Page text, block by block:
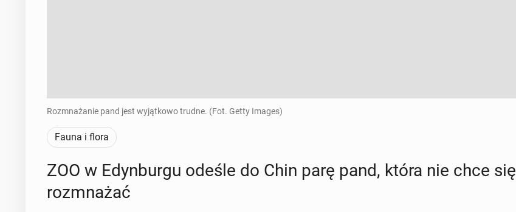
Rozmnażanie pand jest wyjątkowo trudne. (Fot. Getty Images)
Fauna i flora
ZOO w Edyn­bur­gu odeśle do Chin parę pand, która nie chce się
roz­mna­żać